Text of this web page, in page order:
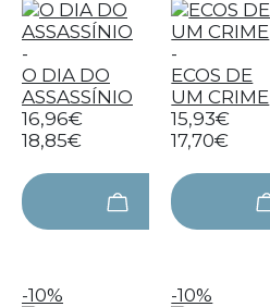
-
O DIA DO
ASSASSÍNIO
16,96€
18,85€
-
ECOS DE
UM CRIME
15,93€
17,70€
-10% -10%